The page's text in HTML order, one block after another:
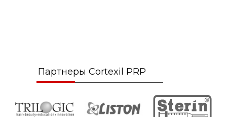
Партнеры Cortexil PRP